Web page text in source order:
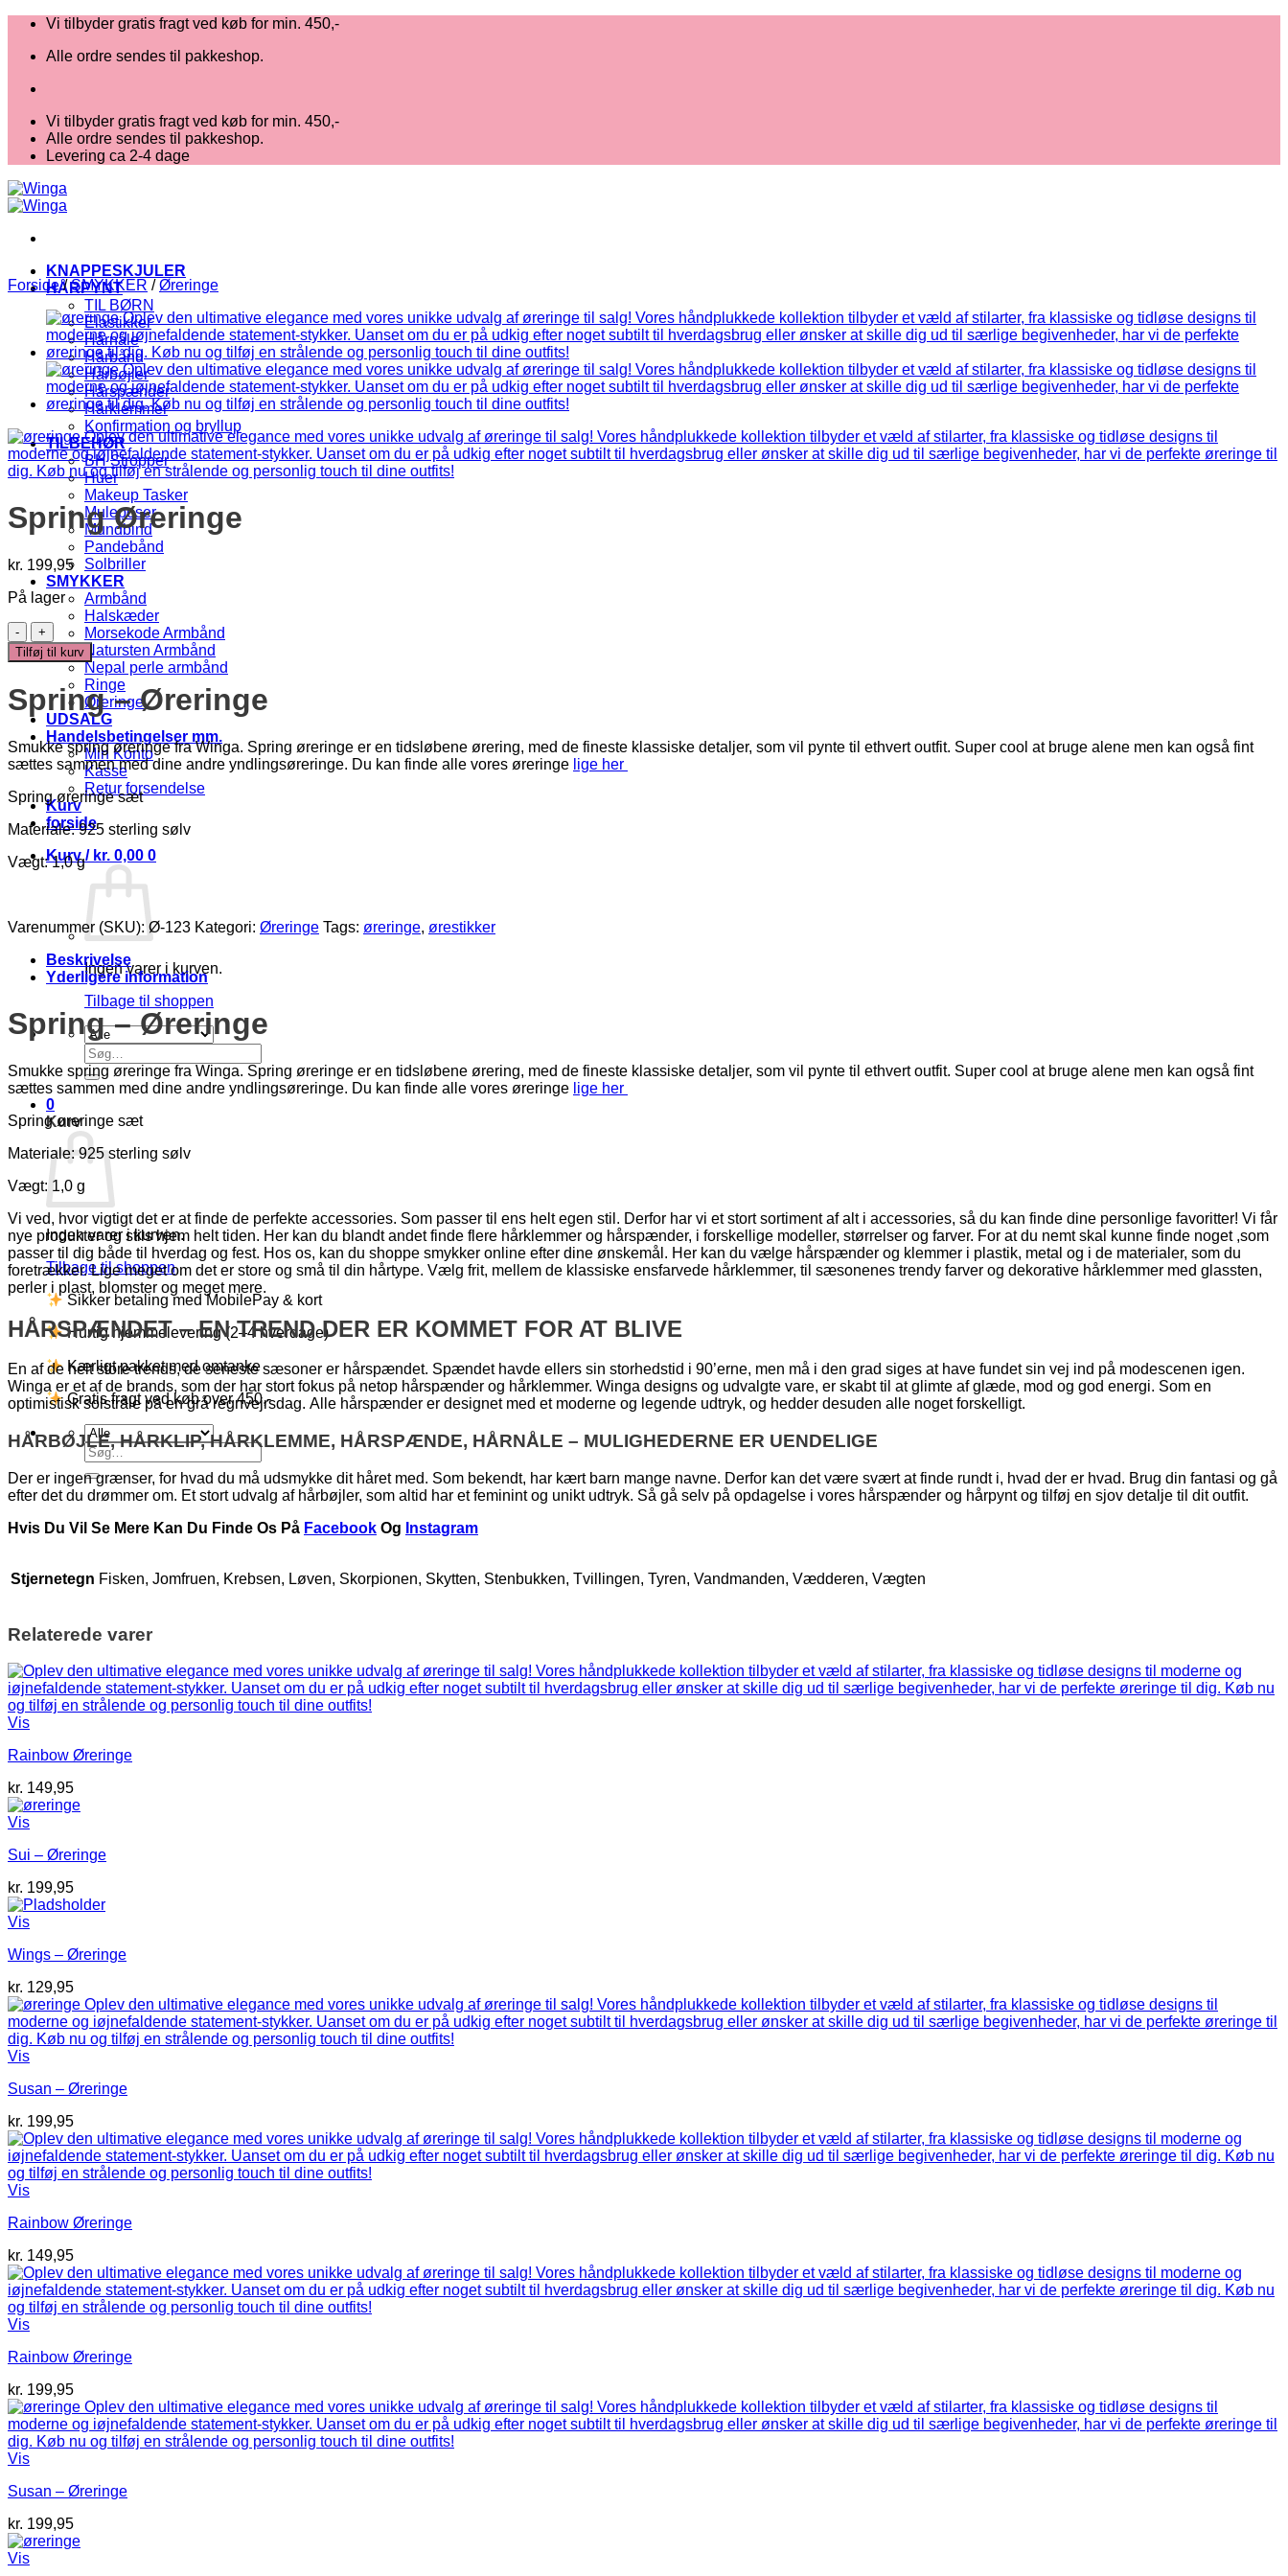
Fortsæt
indhold
Vi tilbyder gratis fragt ved køb for min. 450,-
Alle ordre sendes til pakkeshop.
Vi tilbyder gratis fragt ved køb for min. 450,-
Alle ordre sendes til pakkeshop.
Levering ca 2-4 dage
KNAPPESKJULER
HÅRPYNT
TIL BØRN
Elastikker
Hårnåle
Hårbånd
Hårbøjler
Hårspænder
Hårklemmer
Konfirmation og bryllup
TILBEHØR
BH Stropper
Huer
Makeup Tasker
Muleposer
Mundbind
Pandebånd
Solbriller
SMYKKER
Armbånd
Halskæder
Morsekode Armbånd
Natursten Armbånd
Nepal perle armbånd
Ringe
Øreringe
UDSALG
Handelsbetingelser mm.
Min Konto
Kasse
Retur forsendelse
Kurv
forside
Kurv / kr. 0,00 0
Ingen varer i kurven.
Tilbage til shoppen
Søg
efter:
0
Kurv
Ingen varer i kurven.
Tilbage til shoppen
Sikker betaling med MobilePay & kort
Hurtig hjemmelevering (2–4 hverdage)
Kærligt pakket med omtanke
Gratis fragt ved køb over 450,-
Søg
efter:
Forside / SMYKKER / Øreringe
Spring Øreringe
kr. 199,95
På lager
Spring
Øreringe
antal
Tilføj til kurv
Spring – Øreringe
Smukke spring øreringe fra Winga. Spring øreringe er en tidsløbene ørering, med de fineste klassiske detaljer, som vil pynte til ethvert outfit. Super cool at bruge alene men kan også fint
sættes sammen med dine andre yndlingsøreringe. Du kan finde alle vores øreringe lige her
Spring øreringe sæt
Materiale: 925 sterling sølv
Vægt: 1,0 g
Varenummer (SKU):Ø-123 Kategori: Øreringe Tags: øreringe, ørestikker
Beskrivelse
Yderligere information
Spring – Øreringe
Smukke spring øreringe fra Winga. Spring øreringe er en tidsløbene ørering, med de fineste klassiske detaljer, som vil pynte til ethvert outfit. Super cool at bruge alene men kan også fint
sættes sammen med dine andre yndlingsøreringe. Du kan finde alle vores øreringe lige her
Spring øreringe sæt
Materiale: 925 sterling sølv
Vægt: 1,0 g
Vi ved, hvor vigtigt det er at finde de perfekte accessories. Som passer til ens helt egen stil. Derfor har vi et stort sortiment af alt i accessories, så du kan finde dine personlige favoritter! Vi får
nye produkter og stils hjem helt tiden. Her kan du blandt andet finde flere hårklemmer og hårspænder, i forskellige modeller, størrelser og farver. For at du nemt skal kunne finde noget ,som
passer til dig både til hverdag og fest. Hos os, kan du shoppe smykker online efter dine ønskemål. Her kan du vælge hårspænder og klemmer i plastik, metal og i de materialer, som du
foretrækker. Lige meget om det er store og små til din hårtype. Vælg frit, mellem de klassiske ensfarvede hårklemmer, til sæsonenes trendy farver og dekorative hårklemmer med glassten,
perler i plast, blomster og meget mere.
HÅRSPÆNDET – EN TREND DER ER KOMMET FOR AT BLIVE
En af de helt store trends, de seneste sæsoner er hårspændet. Spændet havde ellers sin storhedstid i 90’erne, men må i den grad siges at have fundet sin vej ind på modescenen igen.
Winga er et af de brands, som der har stort fokus på netop hårspænder og hårklemmer. Winga designs og udvalgte vare, er skabt til at glimte af glæde, mod og god energi. Som en
optimistisk solstråle på en grå regnvejrsdag. Alle hårspænder er designet med et moderne og legende udtryk, og hedder desuden alle noget forskelligt.
HÅRBØJLE, HÅRKLIP, HÅRKLEMME, HÅRSPÆNDE, HÅRNÅLE – MULIGHEDERNE ER UENDELIGE
Der er ingen grænser, for hvad du må udsmykke dit håret med. Som bekendt, har kært barn mange navne. Derfor kan det være svært at finde rundt i, hvad der er hvad. Brug din fantasi og gå
efter det du drømmer om. Et stort udvalg af hårbøjler, som altid har et feminint og unikt udtryk. Så gå selv på opdagelse i vores hårspænder og hårpynt og tilføj en sjov detalje til dit outfit.
Hvis Du Vil Se Mere Kan Du Finde Os På Facebook Og Instagram
Stjernetegn Fisken, Jomfruen, Krebsen, Løven, Skorpionen, Skytten, Stenbukken, Tvillingen, Tyren, Vandmanden, Vædderen, Vægten
Relaterede varer
Vis
Rainbow Øreringe
kr. 149,95
Vis
Sui – Øreringe
kr. 199,95
Vis
Wings – Øreringe
kr. 129,95
Vis
Susan – Øreringe
kr. 199,95
Vis
Rainbow Øreringe
kr. 149,95
Vis
Rainbow Øreringe
kr. 199,95
Vis
Susan – Øreringe
kr. 199,95
Vis